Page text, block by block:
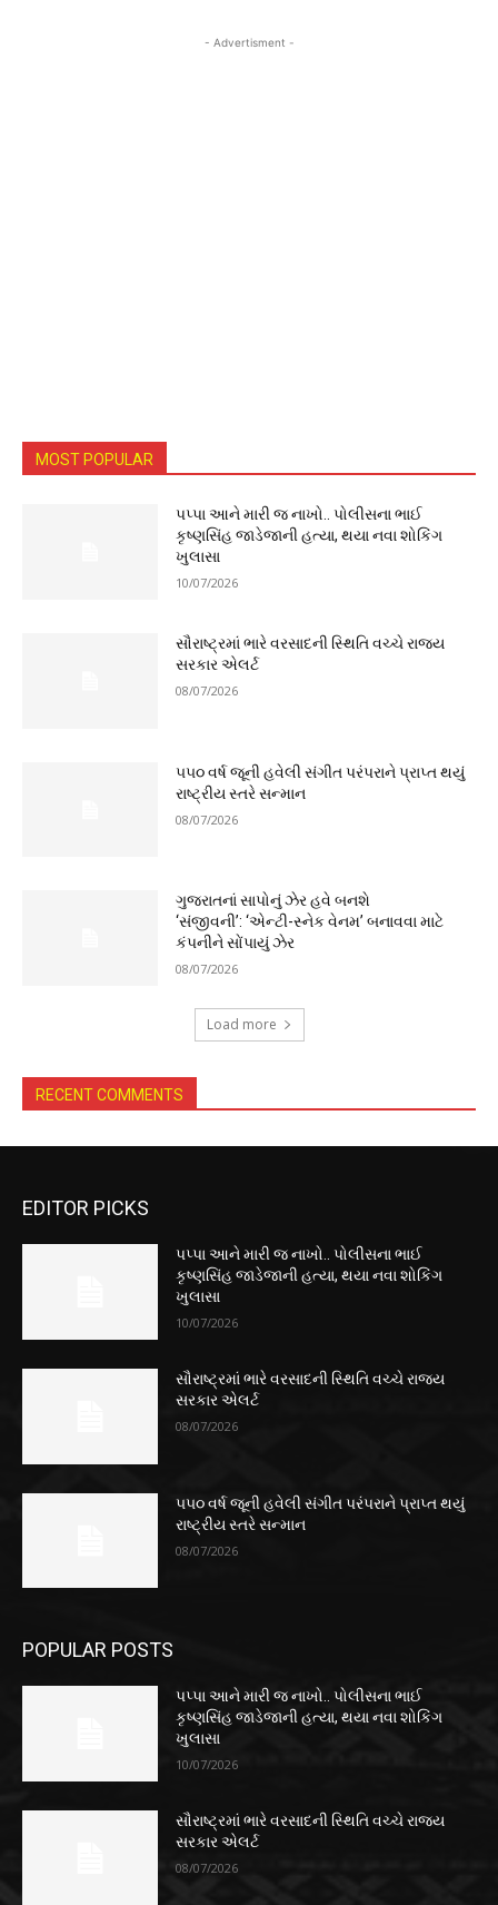
- Advertisment -
MOST POPULAR
પપ્પા આને મારી જ નાખો.. પોલીસના ભાઈ
કૃષ્ણસિંહ જાડેજાની હત્યા, થયા નવા શોકિંગ
ખુલાસા
10/07/2026
સૌરાષ્ટ્રમાં ભારે વરસાદની સ્થિતિ વચ્ચે રાજ્ય
સરકાર એલર્ટ
08/07/2026
૫૫૦ વર્ષ જૂની હવેલી સંગીત પરંપરાને પ્રાપ્ત થયું
રાષ્ટ્રીય સ્તરે સન્માન
08/07/2026
ગુજરાતનાં સાપોનું ઝેર હવે બનશે
‘સંજીવની’: ‘એન્ટી-સ્નેક વેનમ’ બનાવવા માટે
કંપનીને સોંપાયું ઝેર
08/07/2026
Load more
RECENT COMMENTS
EDITOR PICKS
પપ્પા આને મારી જ નાખો.. પોલીસના ભાઈ
કૃષ્ણસિંહ જાડેજાની હત્યા, થયા નવા શોકિંગ
ખુલાસા
10/07/2026
સૌરાષ્ટ્રમાં ભારે વરસાદની સ્થિતિ વચ્ચે રાજ્ય
સરકાર એલર્ટ
08/07/2026
૫૫૦ વર્ષ જૂની હવેલી સંગીત પરંપરાને પ્રાપ્ત થયું
રાષ્ટ્રીય સ્તરે સન્માન
08/07/2026
POPULAR POSTS
પપ્પા આને મારી જ નાખો.. પોલીસના ભાઈ
કૃષ્ણસિંહ જાડેજાની હત્યા, થયા નવા શોકિંગ
ખુલાસા
10/07/2026
સૌરાષ્ટ્રમાં ભારે વરસાદની સ્થિતિ વચ્ચે રાજ્ય
સરકાર એલર્ટ
08/07/2026